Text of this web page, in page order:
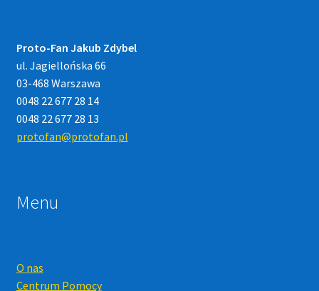
Proto-Fan Jakub Zdybel
ul. Jagiellońska 66
03-468 Warszawa
0048 22 677 28 14
0048 22 677 28 13
protofan@protofan.pl
Menu
O nas
Centrum Pomocy